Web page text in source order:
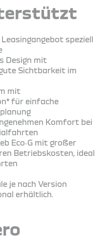
speziell
Design mit
Sichtbarkeit im
mit
für einfache
Komfort bei
Eco‑G mit großer
Betriebskosten, ideal
je nach Version
erhältlich.